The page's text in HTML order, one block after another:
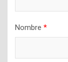
Nombre *